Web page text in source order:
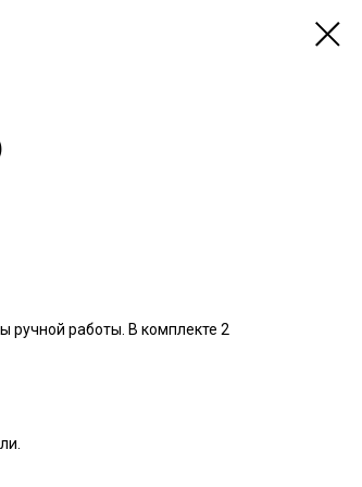
ручной работы. В комплекте 2